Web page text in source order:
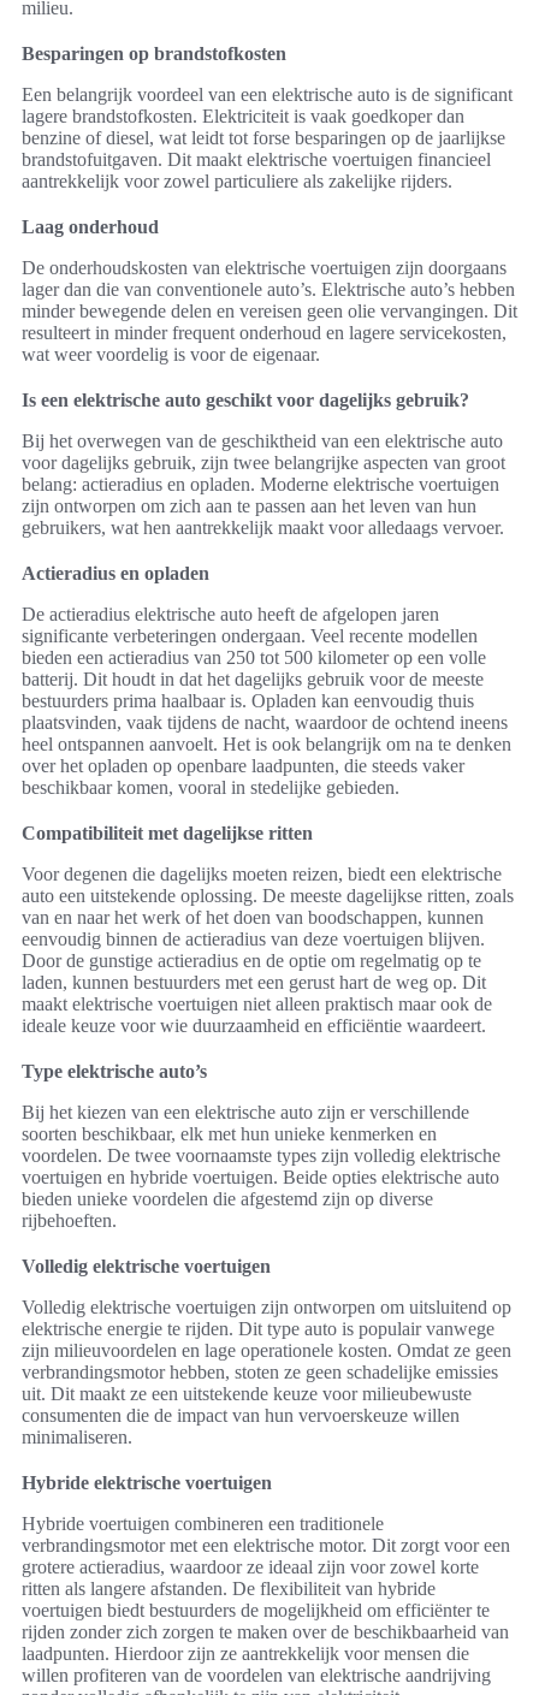
milieu.
Besparingen op brandstofkosten
Een belangrijk voordeel van een elektrische auto is de significant
lagere brandstofkosten. Elektriciteit is vaak goedkoper dan
benzine of diesel, wat leidt tot forse besparingen op de jaarlijkse
brandstofuitgaven. Dit maakt elektrische voertuigen financieel
aantrekkelijk voor zowel particuliere als zakelijke rijders.
Laag onderhoud
De onderhoudskosten van elektrische voertuigen zijn doorgaans
lager dan die van conventionele auto’s. Elektrische auto’s hebben
minder bewegende delen en vereisen geen olie vervangingen. Dit
resulteert in minder frequent onderhoud en lagere servicekosten,
wat weer voordelig is voor de eigenaar.
Is een elektrische auto geschikt voor dagelijks gebruik?
Bij het overwegen van de geschiktheid van een elektrische auto
voor dagelijks gebruik, zijn twee belangrijke aspecten van groot
belang: actieradius en opladen. Moderne elektrische voertuigen
zijn ontworpen om zich aan te passen aan het leven van hun
gebruikers, wat hen aantrekkelijk maakt voor alledaags vervoer.
Actieradius en opladen
De actieradius elektrische auto heeft de afgelopen jaren
significante verbeteringen ondergaan. Veel recente modellen
bieden een actieradius van 250 tot 500 kilometer op een volle
batterij. Dit houdt in dat het dagelijks gebruik voor de meeste
bestuurders prima haalbaar is. Opladen kan eenvoudig thuis
plaatsvinden, vaak tijdens de nacht, waardoor de ochtend ineens
heel ontspannen aanvoelt. Het is ook belangrijk om na te denken
over het opladen op openbare laadpunten, die steeds vaker
beschikbaar komen, vooral in stedelijke gebieden.
Compatibiliteit met dagelijkse ritten
Voor degenen die dagelijks moeten reizen, biedt een elektrische
auto een uitstekende oplossing. De meeste dagelijkse ritten, zoals
van en naar het werk of het doen van boodschappen, kunnen
eenvoudig binnen de actieradius van deze voertuigen blijven.
Door de gunstige actieradius en de optie om regelmatig op te
laden, kunnen bestuurders met een gerust hart de weg op. Dit
maakt elektrische voertuigen niet alleen praktisch maar ook de
ideale keuze voor wie duurzaamheid en efficiëntie waardeert.
Type elektrische auto’s
Bij het kiezen van een elektrische auto zijn er verschillende
soorten beschikbaar, elk met hun unieke kenmerken en
voordelen. De twee voornaamste types zijn volledig elektrische
voertuigen en hybride voertuigen. Beide opties elektrische auto
bieden unieke voordelen die afgestemd zijn op diverse
rijbehoeften.
Volledig elektrische voertuigen
Volledig elektrische voertuigen zijn ontworpen om uitsluitend op
elektrische energie te rijden. Dit type auto is populair vanwege
zijn milieuvoordelen en lage operationele kosten. Omdat ze geen
verbrandingsmotor hebben, stoten ze geen schadelijke emissies
uit. Dit maakt ze een uitstekende keuze voor milieubewuste
consumenten die de impact van hun vervoerskeuze willen
minimaliseren.
Hybride elektrische voertuigen
Hybride voertuigen combineren een traditionele
verbrandingsmotor met een elektrische motor. Dit zorgt voor een
grotere actieradius, waardoor ze ideaal zijn voor zowel korte
ritten als langere afstanden. De flexibiliteit van hybride
voertuigen biedt bestuurders de mogelijkheid om efficiënter te
rijden zonder zich zorgen te maken over de beschikbaarheid van
laadpunten. Hierdoor zijn ze aantrekkelijk voor mensen die
willen profiteren van de voordelen van elektrische aandrijving